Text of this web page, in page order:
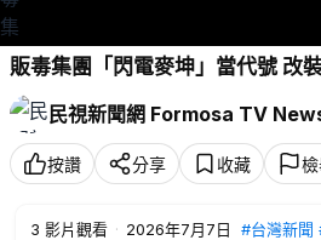
販毒集團「閃電麥坤」當代號 改
－民視新聞
按讚 分享 收藏
3 影片觀看 · 2026年7月7日 #台灣新聞